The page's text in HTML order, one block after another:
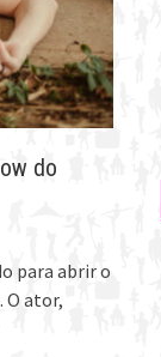
do
para abrir o
O ator,